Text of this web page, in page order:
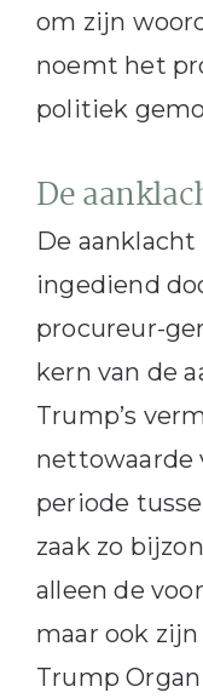
om zijn
noemt het
politiek
De
De
ingediend
procureur-
kern van de
Trump’s
nettowaarde
periode
zaak zo
alleen de
maar ook
Trump